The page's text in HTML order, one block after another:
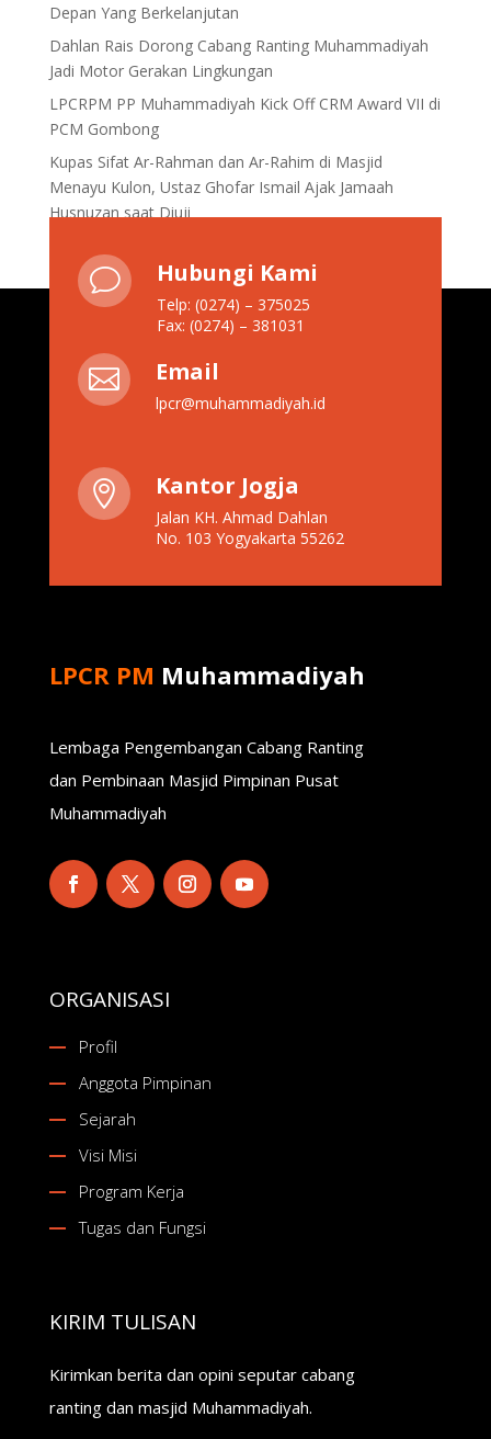
Depan Yang Berkelanjutan
Dahlan Rais Dorong Cabang Ranting Muhammadiyah
Jadi Motor Gerakan Lingkungan
LPCRPM PP Muhammadiyah Kick Off CRM Award VII di
PCM Gombong
Kupas Sifat Ar-Rahman dan Ar-Rahim di Masjid
Menayu Kulon, Ustaz Ghofar Ismail Ajak Jamaah
Husnuzan saat Diuji
v Hubungi Kami
Telp: (0274) – 375025
Fax: (0274) – 381031
 Email
lpcr@muhammadiyah.id
 Kantor Jogja
Jalan KH. Ahmad Dahlan
No. 103 Yogyakarta 55262
LPCR PM Muhammadiyah
Lembaga Pengembangan Cabang Ranting
dan Pembinaan Masjid Pimpinan Pusat
Muhammadiyah
ORGANISASI
Profil
Anggota Pimpinan
Sejarah
Visi Misi
Program Kerja
Tugas dan Fungsi
KIRIM TULISAN
Kirimkan berita dan opini seputar cabang
ranting dan masjid Muhammadiyah.